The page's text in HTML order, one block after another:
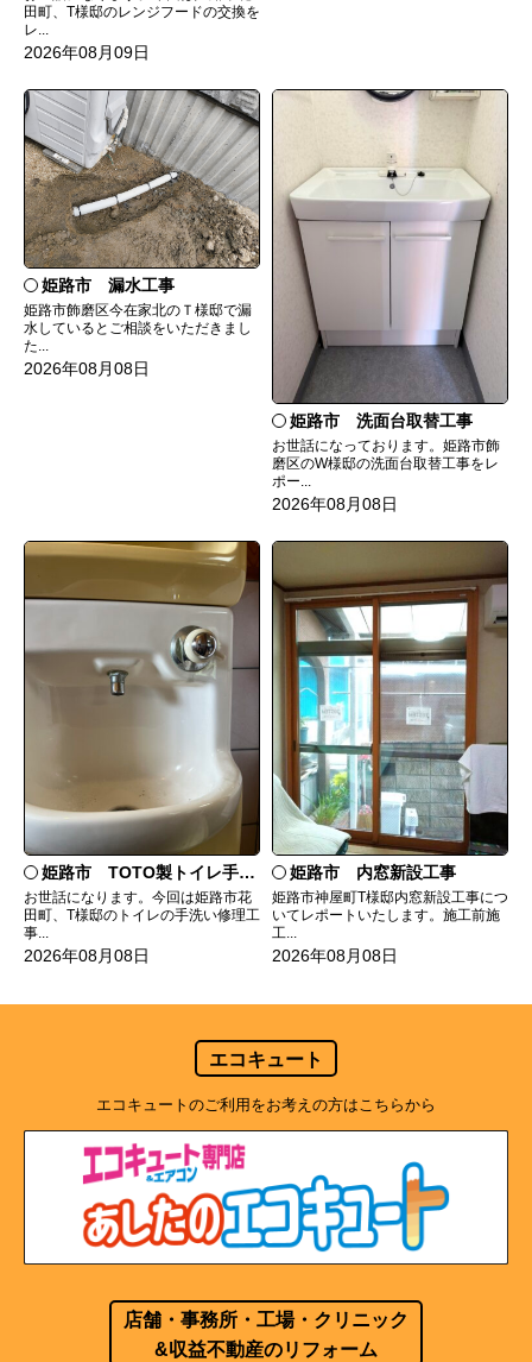
田町、T様邸のレンジフードの交換を
レ...
2026年08月09日
姫路市 漏水工事
姫路市飾磨区今在家北のＴ様邸で漏
水しているとご相談をいただきまし
た...
2026年08月08日
姫路市 洗面台取替工事
お世話になっております。姫路市飾
磨区のW様邸の洗面台取替工事をレ
ポー...
2026年08月08日
姫路市 TOTO製トイレ手洗いの水漏れ修理
お世話になります。今回は姫路市花
田町、T様邸のトイレの手洗い修理工
事...
2026年08月08日
姫路市 内窓新設工事
姫路市神屋町T様邸内窓新設工事につ
いてレポートいたします。施工前施
工...
2026年08月08日
エコキュート
エコキュートのご利用をお考えの方はこちらから
店舗・事務所・工場・クリニック
&収益不動産のリフォーム